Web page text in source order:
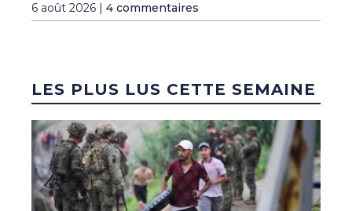
6 août 2026 | 4 commentaires
LES PLUS LUS CETTE SEMAINE